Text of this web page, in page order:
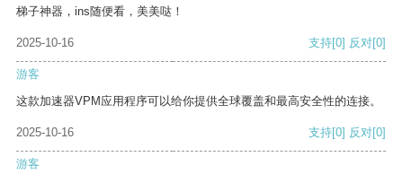
梯子神器，ins随便看，美美哒！
2025-10-16 支持[0] 反对[0]
游客
这款加速器VPM应用程序可以给你提供全球覆盖和最高安全性的连接。
2025-10-16 支持[0] 反对[0]
游客